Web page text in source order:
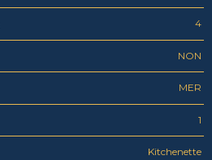
4
NON
MER
1
Kitchenette